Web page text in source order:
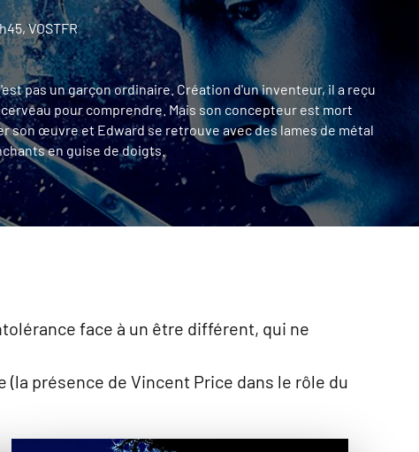
VOSTFR
pas un garçon ordinaire. Création d'un inventeur, il a reçu
pour comprendre. Mais son concepteur est mort
son œuvre et Edward se retrouve avec des lames de métal
en guise de doigts.
face à un être différent, qui ne
présence de Vincent Price dans le rôle du